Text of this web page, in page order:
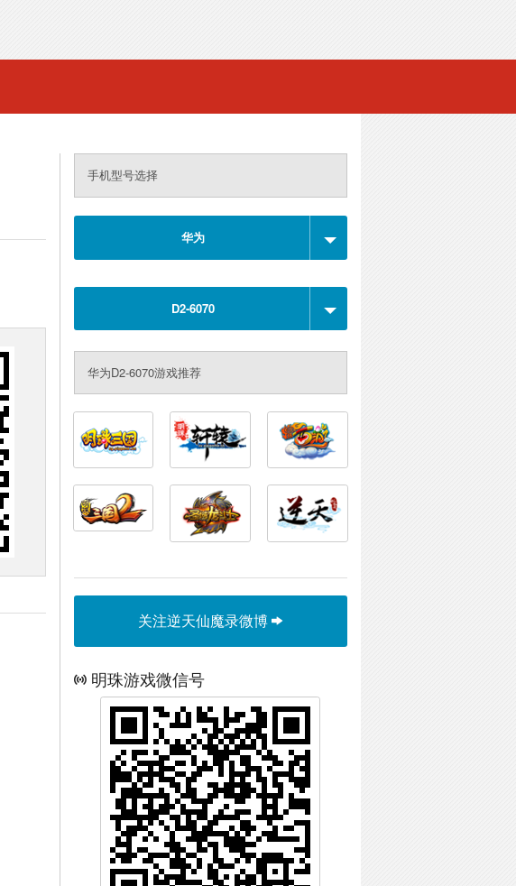
手机型号选择
华为
D2-6070
华为D2-6070游戏推荐
关注逆天仙魔录微博
明珠游戏微信号